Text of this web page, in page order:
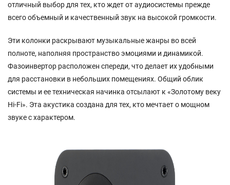
отличный выбор для тех, кто ждет от аудиосистемы прежде
всего объемный и качественный звук на высокой громкости.
Эти колонки раскрывают музыкальные жанры во всей
полноте, наполняя пространство эмоциями и динамикой.
Фазоинвертор расположен спереди, что делает их удобными
для расстановки в небольших помещениях. Общий облик
системы и ее техническая начинка отсылают к «Золотому веку
Hi-Fi». Эта акустика создана для тех, кто мечтает о мощном
звуке с характером.